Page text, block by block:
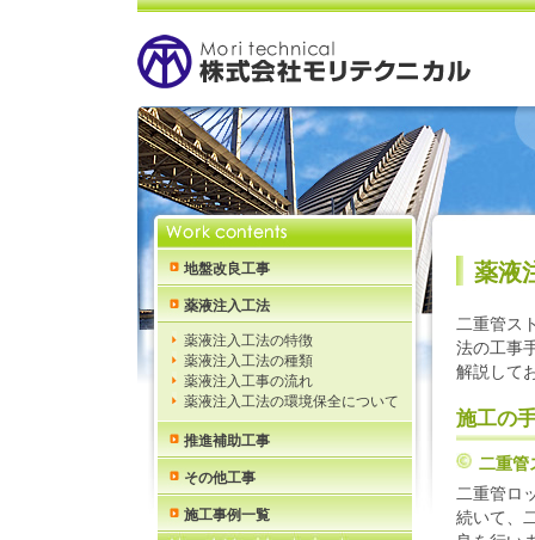
薬液
二重管ス
法の工事
解説して
施工の
二重管
二重管ロ
続いて、
地盤改良工事
薬液注入工法
薬液注入工法の特徴
薬液注入工法の種類
薬液注入工事の流れ
薬液注入工法の環境保全について
推進補助工事
その他工事
施工事例一覧